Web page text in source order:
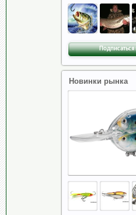
Подписаться
Новинки рынка